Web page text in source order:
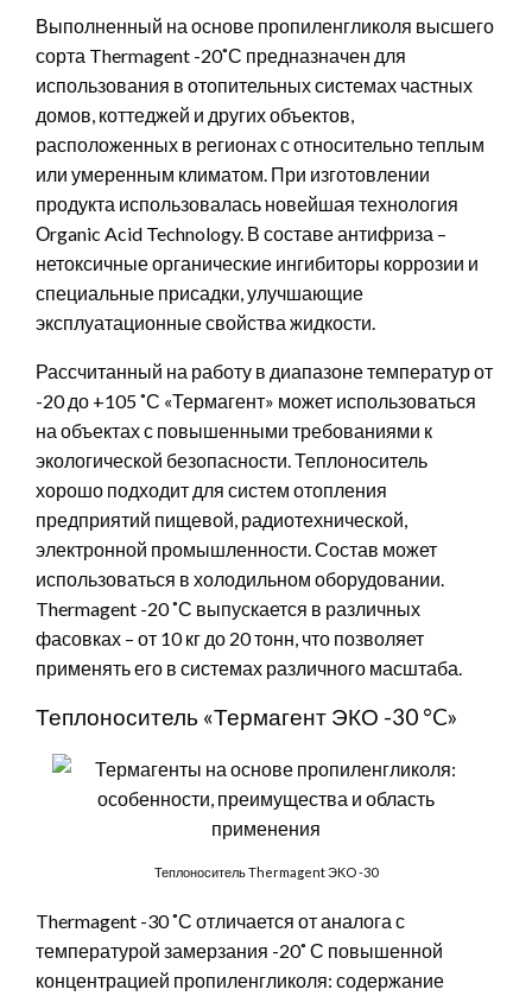
Выполненный на основе пропиленгликоля высшего
сорта Thermagent -20˚С предназначен для
использования в отопительных системах частных
домов, коттеджей и других объектов,
расположенных в регионах с относительно теплым
или умеренным климатом. При изготовлении
продукта использовалась новейшая технология
Оrganic Acid Technology. В составе антифриза –
нетоксичные органические ингибиторы коррозии и
специальные присадки, улучшающие
эксплуатационные свойства жидкости.
Рассчитанный на работу в диапазоне температур от
-20 до +105 ˚С «Термагент» может использоваться
на объектах с повышенными требованиями к
экологической безопасности. Теплоноситель
хорошо подходит для систем отопления
предприятий пищевой, радиотехнической,
электронной промышленности. Состав может
использоваться в холодильном оборудовании.
Thermagent -20 ˚С выпускается в различных
фасовках – от 10 кг до 20 тонн, что позволяет
применять его в системах различного масштаба.
Теплоноситель «Термагент ЭКО -30 °C»
Теплоноситель Thermagent ЭKO -30
Thermagent -30 ˚С отличается от аналога с
температурой замерзания -20˚ С повышенной
концентрацией пропиленгликоля: содержание